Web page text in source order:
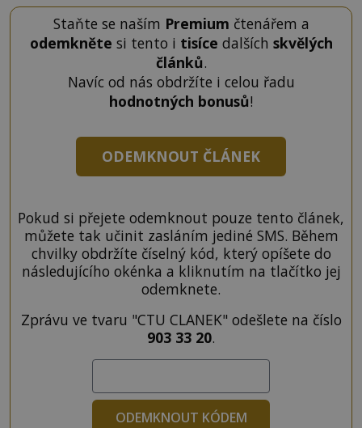
Staňte se naším Premium čtenářem a
odemkněte si tento i tisíce dalších skvělých
článků.
Navíc od nás obdržíte i celou řadu
hodnotných bonusů!
ODEMKNOUT ČLÁNEK
Pokud si přejete odemknout pouze tento článek,
můžete tak učinit zasláním jediné SMS. Během
chvilky obdržíte číselný kód, který opíšete do
následujícího okénka a kliknutím na tlačítko jej
odemknete.
Zprávu ve tvaru "CTU CLANEK" odešlete na číslo
903 33 20.
ODEMKNOUT KÓDEM